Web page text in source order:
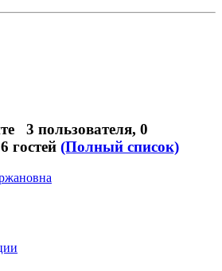
3 пользователя, 0
гостей (Полный список)